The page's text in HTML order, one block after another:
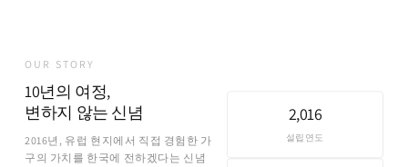
OUR STORY
10년의 여정,
변하지 않는 신념
2016년, 유럽 현지에서 직접 경험한 가
구의 가치를 한국에 전하겠다는 신념
2,016
설립연도